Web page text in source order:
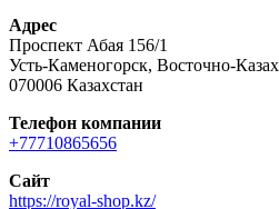
Адрес
Проспект Абая 156/1
Усть-Каменогорск, Восточно-
070006 Казахстан
Телефон компании
+77710865656
Сайт
https://royal-shop.kz/